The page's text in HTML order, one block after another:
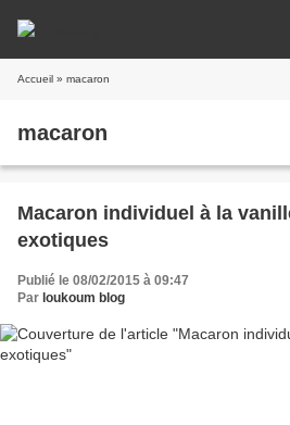
Accueil » macaron
macaron
Macaron individuel à la
exotiques
Publié le 08/02/2015 à 09:47
Par loukoum blog